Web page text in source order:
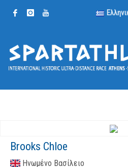
Brooks Chloe
Ηνωμένο Βασίλειο